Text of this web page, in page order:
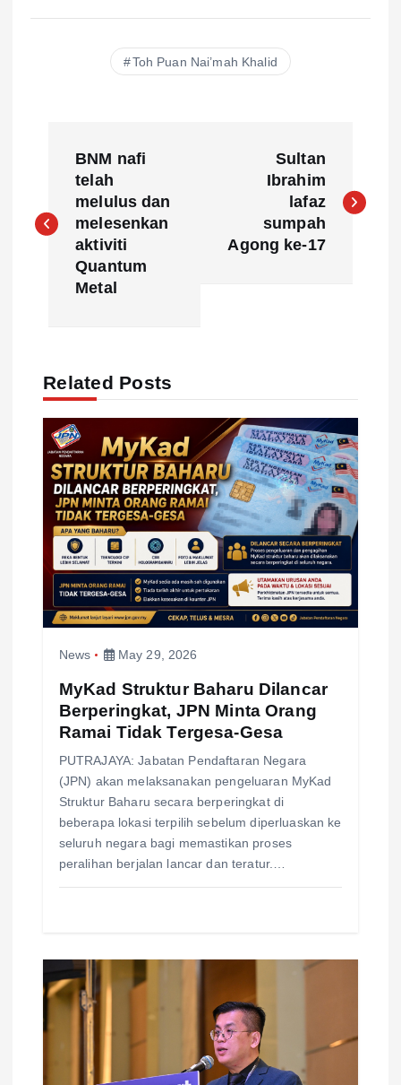
Toh Puan Nai’mah Khalid
s
v
a
BNM nafi
telah
melulus dan
melesenkan
aktiviti
Quantum
Metal
Sultan
Ibrahim
lafaz
sumpah
Agong ke-17
Related Posts
News May 29, 2026
MyKad Struktur Baharu Dilancar
Berperingkat, JPN Minta Orang
Ramai Tidak Tergesa-Gesa
PUTRAJAYA: Jabatan Pendaftaran Negara
(JPN) akan melaksanakan pengeluaran MyKad
Struktur Baharu secara berperingkat di
beberapa lokasi terpilih sebelum diperluaskan ke
seluruh negara bagi memastikan proses
peralihan berjalan lancar dan teratur.…